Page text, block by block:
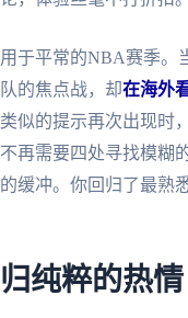
于平常的NBA赛季。
的焦点战，却在海外
类似的提示再次出现时
再需要四处寻找模糊
缓冲。你回归了最熟
纯粹的热情